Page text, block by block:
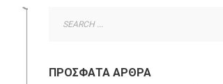
ΠΡΌΣΦΑΤΑ ΆΡΘΡΑ